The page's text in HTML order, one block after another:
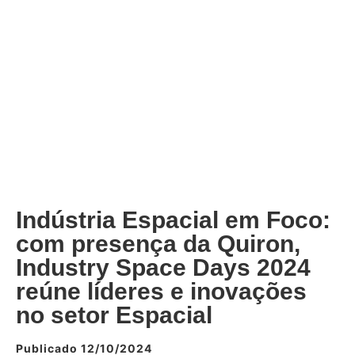
Indústria Espacial em Foco:
com presença da Quiron,
Industry Space Days 2024
reúne líderes e inovações
no setor Espacial
Publicado 12/10/2024